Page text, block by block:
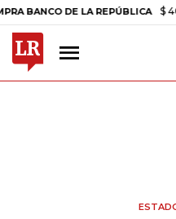
DE LA REPÚBLICA $